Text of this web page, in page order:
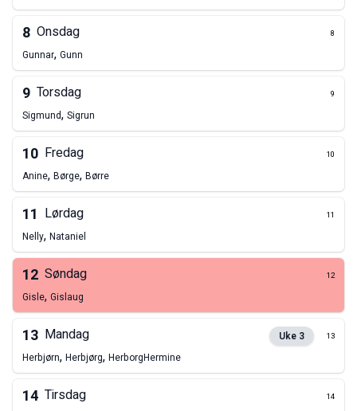
8 Onsdag 8
Gunnar, Gunn
9 Torsdag 9
Sigmund, Sigrun
10 Fredag 10
Anine, Børge, Børre
11 Lørdag 11
Nelly, Nataniel
12 Søndag 12
Gisle, Gislaug
13 Mandag Uke 3 13
Herbjørn, Herbjørg, HerborgHermine
14 Tirsdag 14